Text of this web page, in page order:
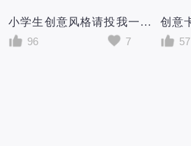
小学生创意风格请投我一票我要参加大队委员竞选宣传海报
96
7
57